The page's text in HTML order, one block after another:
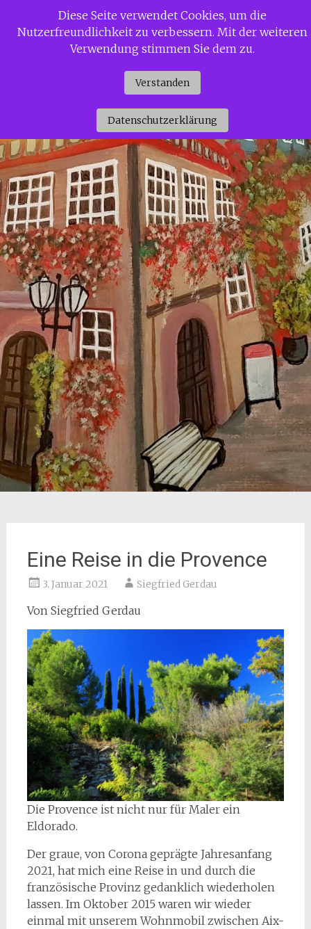
InhaltSiggi Gerdaus Welt
Eine Reise in die Provence
3. Januar 2021 Siegfried Gerdau
Von Siegfried Gerdau
Die Provence ist nicht nur für Maler ein
Eldorado.
Der graue, von Corona geprägte Jahresanfang
2021, hat mich eine Reise in und durch die
französische Provinz gedanklich wiederholen
lassen. Im Oktober 2015 waren wir wieder
einmal mit unserem Wohnmobil zwischen Aix-
Diese Seite verwendet Cookies, um die
Nutzerfreundlichkeit zu verbessern. Mit der weiteren
Verwendung stimmen Sie dem zu.
Verstanden
Datenschutzerklärung